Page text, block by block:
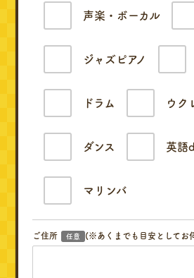
声楽・ボーカル
ジャズピアノ
ドラム ウク
ダンス 英語
マリンバ
ご住所 任意 (※あくまでも目安としてお